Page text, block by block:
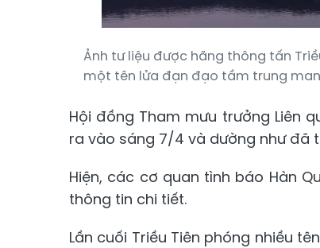
Ảnh tư liệu được hãng thông tấn
một tên lửa đạn đạo tầm trung
Hội đồng Tham mưu trưởng Liên
ra vào sáng 7/4 và dường như đã
Hiện, các cơ quan tình báo Hàn
thông tin chi tiết.
Lần cuối Triều Tiên phóng nhiều